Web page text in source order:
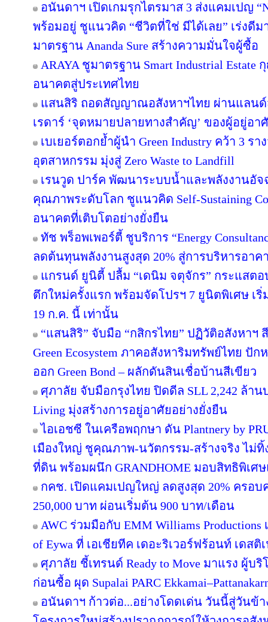
อนันดาฯ เปิดเกมรุกไตรมาส 3 ส่งแคมเปญ
พร้อมอยู่ ชูแนวคิด “ชีวิตที่ใช่ มีได้เลย” เร่งดี
มาตรฐาน Ananda Sure สร้างความมั่นใจผู้ซื้อ
ARAYA ชูมาตรฐาน Smart Industrial
อนาคตสู่ประเทศไทย
แสนสิริ ถอดสัญญาณอสังหาฯไทย ผ่านแลนด์
เรดาร์ ‘จุดหมายปลายทางสำคัญ’ ของผู้อยู่อ
เบเยอร์ตอกย้ำผู้นำ Green Industry คว้า 3 ร
อุตสาหกรรม มุ่งสู่ Zero Waste to Landfill
เรนวูด ปาร์ค พัฒนาระบบน้ำและพลังงานอั
คุณภาพระดับโลก ชูแนวคิด Self-Sustaining
อนาคตที่เติบโตอย่างยั่งยืน
ทัช พร็อพเพอร์ตี้ ชูบริการ “Energy
ลดต้นทุนพลังงานสูงสุด 20% สู่การบริหารอาค
แกรนด์ ยูนิตี้ ปลื้ม “เดนิม จตุจักร” กระแสตอ
ตึกใหม่ครั้งแรก พร้อมจัดโปรฯ 7 ยูนิตพิเศษ เริ่
19 ก.ค. นี้ เท่านั้น
“แสนสิริ” จับมือ “กสิกรไทย” ปฏิวัติอสังหาฯ
Green Ecosystem ภาคอสังหาริมทรัพย์ไทย ปัก
ออก Green Bond – ผลักดันสินเชื่อบ้านสีเขียว
ศุภาลัย จับมือกรุงไทย ปิดดีล SLL 2,242 ล้าน
Living มุ่งสร้างการอยู่อาศัยอย่างยั่งยืน
ไอเอชซี ในเครือพฤกษา ดัน Plantnery by
เมืองใหญ่ ชูคุณภาพ-นวัตกรรม-สร้างจริง ไม่ทิ้
ที่ดิน พร้อมผนึก GRANDHOME มอบสิทธิพิเศ
กคช. เปิดแคมเปญใหญ่ ลดสูงสุด 20% ครอบ
250,000 บาท ผ่อนเริ่มต้น 900 บาท/เดือน
AWC ร่วมมือกับ EMM Williams Productions
of Eywa ที่ เอเชียทีค เดอะริเวอร์ฟร้อนท์ เดสติ
ศุภาลัย ชี้เทรนด์ Ready to Move มาแรง ผู้
ก่อนซื้อ ผุด Supalai PARC
อนันดาฯ ก้าวต่อ...อย่างโดดเด่น วันนี้สู่วันข้